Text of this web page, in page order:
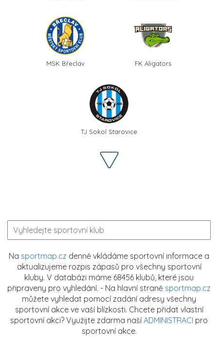
MSK Břeclav FK Aligators
TJ Sokol Starovice
Na sportmap.cz denně vkládáme sportovní informace a
aktualizujeme rozpis zápasů pro všechny sportovní
kluby. V databázi máme 68456 klubů, které jsou
připraveny pro vyhledání. - Na hlavní straně sportmap.cz
můžete vyhledat pomocí zadání adresy všechny
sportovní akce ve vaší blízkosti. Chcete přidat vlastní
sportovní akci? Využijte zdarma naší ADMINISTRACI pro
sportovní akce.